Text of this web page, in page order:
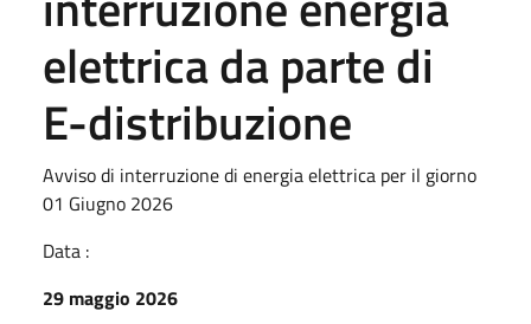
elettrica da parte di
E-distribuzione
Avviso di interruzione di energia elettrica per il giorno
01 Giugno 2026
Data :
29 maggio 2026